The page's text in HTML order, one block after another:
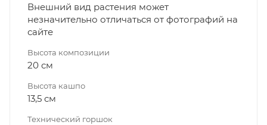
Внешний вид растения может
незначительно отличаться от фотографий на
сайте
Высота композиции
20 см
Высота кашпо
13,5 см
Технический горшок